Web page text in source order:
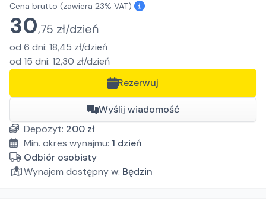
Cena brutto (zawiera 23% VAT)
30,75 zł/dzień
od 6 dni: 18,45 zł/dzień
od 15 dni: 12,30 zł/dzień
Rezerwuj
Wyślij wiadomość
Depozyt: 200 zł
Min. okres wynajmu: 1 dzień
Odbiór osobisty
Wynajem dostępny w: Będzin